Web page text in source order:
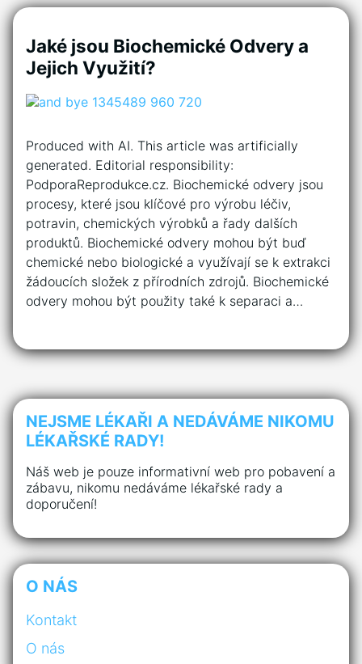
Jaké jsou Biochemické Odvery a
Jejich Využití?
Produced with AI. This article was artificially
generated. Editorial responsibility:
PodporaReprodukce.cz. Biochemické odvery jsou
procesy, které jsou klíčové pro výrobu léčiv,
potravin, chemických výrobků a řady dalších
produktů. Biochemické odvery mohou být buď
chemické nebo biologické a využívají se k extrakci
žádoucích složek z přírodních zdrojů. Biochemické
odvery mohou být použity také k separaci a…
NEJSME LÉKAŘI A NEDÁVÁME NIKOMU
LÉKAŘSKÉ RADY!
Náš web je pouze informativní web pro pobavení a
zábavu, nikomu nedáváme lékařské rady a
doporučení!
O NÁS
Kontakt
O nás